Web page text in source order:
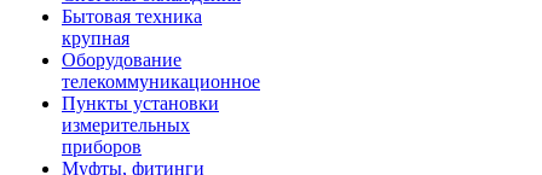
Бытовая техника
крупная
Оборудование
телекоммуникационное
Пункты установки
измерительных
приборов
Муфты, фитинги